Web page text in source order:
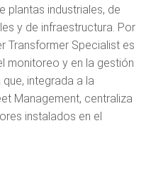
plantas industriales, de
y de infraestructura. Por
Transformer Specialist es
monitoreo y en la gestión
integrada a la
Management, centraliza
instalados en el